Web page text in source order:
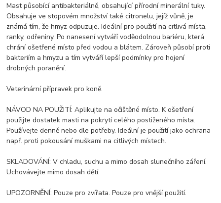
Mast působící antibakteriálně, obsahující přírodní minerální tuky.
Obsahuje ve stopovém množství také citronelu, jejíž vůně, je
známá tím, že hmyz odpuzuje. Ideální pro použití na citlivá místa,
ranky, odřeniny. Po nanesení vytváří voděodolnou bariéru, která
chrání ošetřené místo před vodou a blátem. Zároveň působí proti
bakteriím a hmyzu a tím vytváří lepší podmínky pro hojení
drobných poranění.
Veterinární přípravek pro koně.
NÁVOD NA POUŽITÍ: Aplikujte na očištěné místo. K ošetření
použijte dostatek masti na pokrytí celého postiženého místa.
Používejte denně nebo dle potřeby. Ideální je použití jako ochrana
např. proti pokousání muškami na citlivých místech.
SKLADOVÁNÍ: V chladu, suchu a mimo dosah slunečního záření.
Uchovávejte mimo dosah dětí.
UPOZORNĚNÍ: Pouze pro zvířata. Pouze pro vnější použití.